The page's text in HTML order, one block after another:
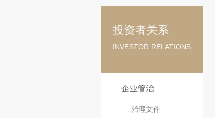
投资者关系
INVESTOR RELATIONS
企业管治
治理文件